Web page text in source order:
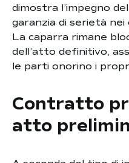
dimostra l’impegno
garanzia di serietà
La caparra rimane
dell’atto definitivo,
le parti onorino i
Contratto
atto